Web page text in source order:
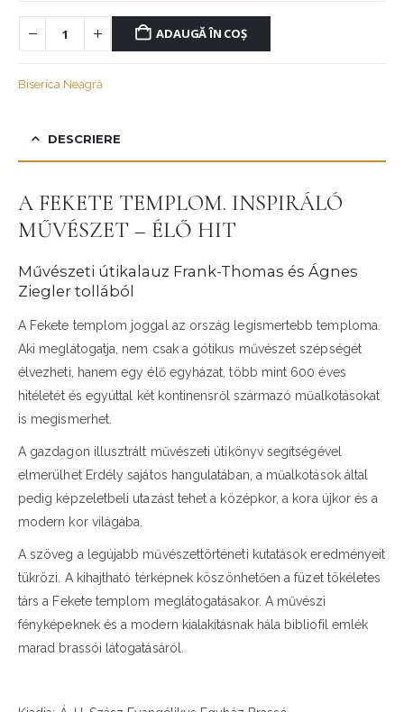
ADAUGĂ ÎN COȘ
Biserica Neagră
DESCRIERE
A FEKETE TEMPLOM. INSPIRÁLÓ
MŰVÉSZET – ÉLŐ HIT
Művészeti útikalauz Frank-Thomas és Ágnes
Ziegler tollából
A Fekete templom joggal az ország legismertebb temploma.
Aki meglátogatja, nem csak a gótikus művészet szépségét
élvezheti, hanem egy élő egyházat, több mint 600 éves
hitéletét és egyúttal két kontinensről származó műalkotásokat
is megismerhet.
A gazdagon illusztrált művészeti útikönyv segítségével
elmerülhet Erdély sajátos hangulatában, a műalkotások által
pedig képzeletbeli utazást tehet a középkor, a kora újkor és a
modern kor világába.
A szöveg a legújabb művészettörténeti kutatások eredményeit
tükrözi. A kihajtható térképnek köszönhetően a füzet tökéletes
társ a Fekete templom meglátogatásakor. A művészi
fényképeknek és a modern kialakításnak hála bibliofil emlék
marad brassói látogatásáról.